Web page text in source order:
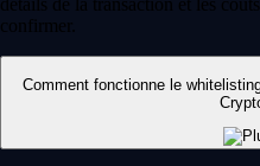
détails de la transaction et les
confirmer.
Comment fonctionne le